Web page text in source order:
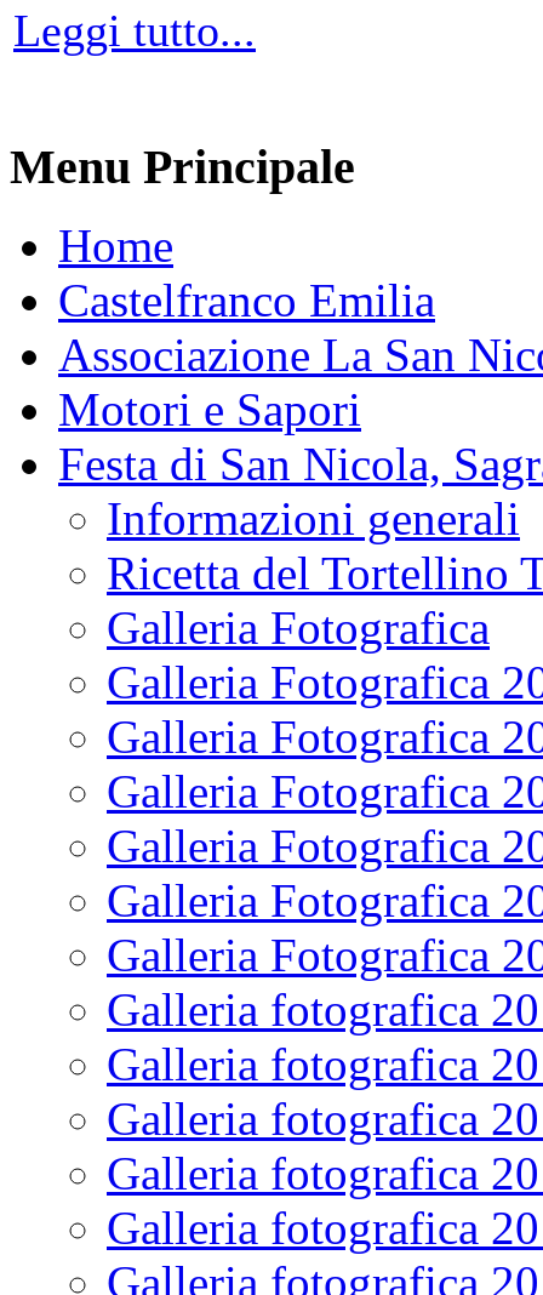
Leggi tutto...
Menu Principale
Home
Castelfranco Emilia
Associazione La San
Motori e Sapori
Festa di San Nicola,
Informazioni generali
Ricetta del Tortellino
Galleria Fotografica
Galleria Fotografica
Galleria Fotografica
Galleria Fotografica
Galleria Fotografica
Galleria Fotografica
Galleria Fotografica
Galleria fotografica
Galleria fotografica
Galleria fotografica
Galleria fotografica
Galleria fotografica
Galleria fotografica